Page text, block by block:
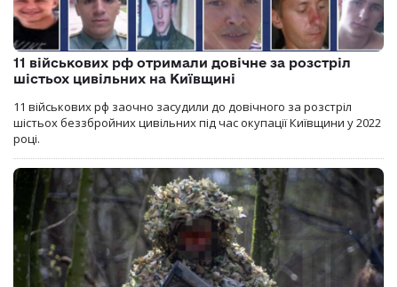
11 військових рф отримали довічне за розстріл
шістьох цивільних на Київщині
11 військових рф заочно засудили до довічного за розстріл
шістьох беззбройних цивільних під час окупації Київщини у 2022
році.